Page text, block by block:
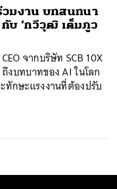
มงาน บทสนทนา
บ ‘กวีวุฒิ เต็มภูว
จากบริษัท SCB 10X
งบทบาทของ AI ในโลก
ทักษะแรงงานที่ต้องปรับ